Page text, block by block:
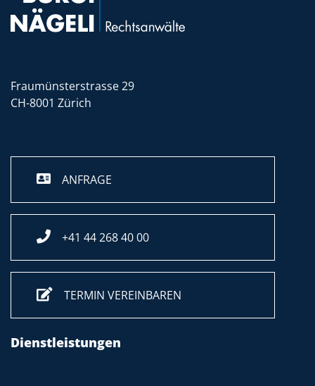
Fraumünsterstrasse 29
CH-8001 Zürich
ANFRAGE
+41 44 268 40 00
TERMIN VEREINBAREN
Dienstleistungen